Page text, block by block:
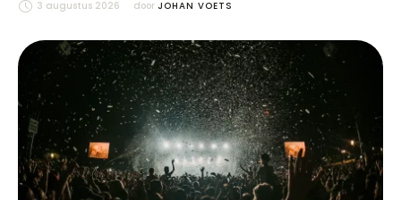
3 augustus 2026 door JOHAN VOETS